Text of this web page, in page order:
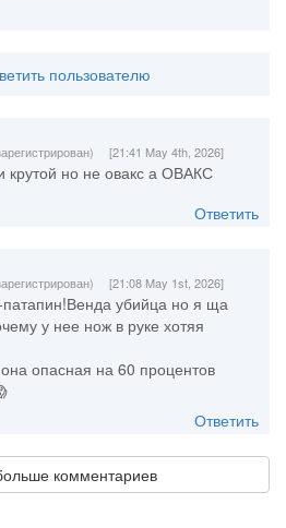
пользователю
[21:41 May 4th, 2026]
крутой но не овакс а ОВАКС
Ответить
[21:08 May 1st, 2026]
убийца но я ща
у нее нож в руке хотяя
опасная на 60 процентов
Ответить
комментариев